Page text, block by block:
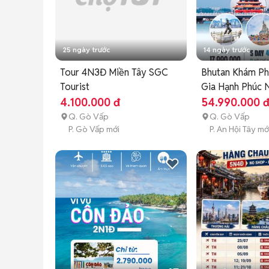
25 ngày trước
Tour 4N3Đ Miền Tây SGC
Tourist
4.100.000 đ
Q. Gò Vấp
P. Gò Vấp mới
14 ngày trước
Bhutan Khám
Gia Hạnh Phúc
Giới
54.990.000
Q. Gò Vấp
P. An Hội Tây